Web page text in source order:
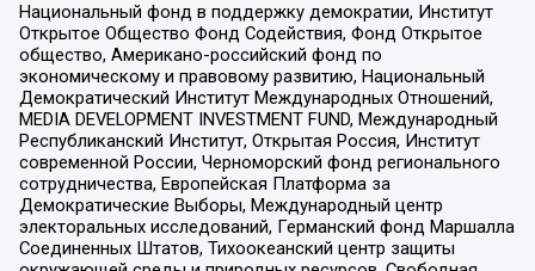
Национальный фонд в поддержку демократии, Институт
Открытое Общество Фонд Содействия, Фонд Открытое
общество, Американо-российский фонд по
экономическому и правовому развитию, Национальный
Демократический Институт Международных Отношений,
MEDIA DEVELOPMENT INVESTMENT FUND, Международный
Республиканский Институт, Открытая Россия, Институт
современной России, Черноморский фонд регионального
сотрудничества, Европейская Платформа за
Демократические Выборы, Международный центр
электоральных исследований, Германский фонд Маршалла
Соединенных Штатов, Тихоокеанский центр защиты